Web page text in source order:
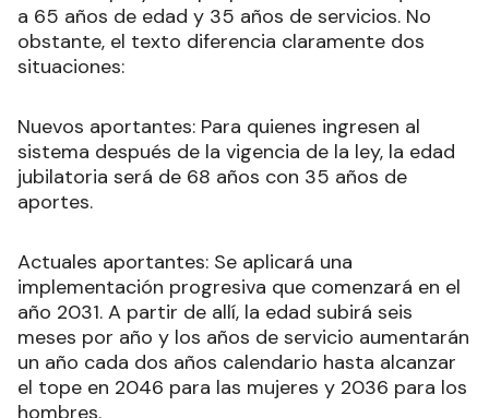
a 65 años de edad y 35 años de servicios. No
obstante, el texto diferencia claramente dos
situaciones:
Nuevos aportantes: Para quienes ingresen al
sistema después de la vigencia de la ley, la edad
jubilatoria será de 68 años con 35 años de
aportes.
Actuales aportantes: Se aplicará una
implementación progresiva que comenzará en el
año 2031. A partir de allí, la edad subirá seis
meses por año y los años de servicio aumentarán
un año cada dos años calendario hasta alcanzar
el tope en 2046 para las mujeres y 2036 para los
hombres.